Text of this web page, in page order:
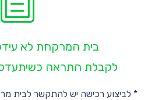
בית המרקחת לא
לקבלת התראה
* לביצוע רכישה יש להתקשר לבית